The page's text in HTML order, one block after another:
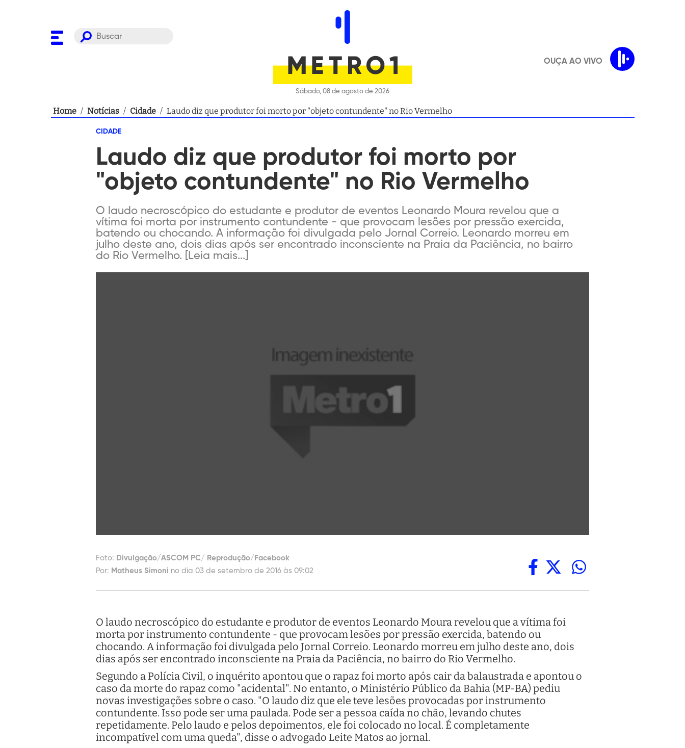
Sábado, 08 de agosto de 2026
OUÇA AO VIVO
Home / Notícias / Cidade / Laudo diz que produtor foi morto por "objeto contundente" no Rio Vermelho
CIDADE
Laudo diz que produtor foi morto por
"objeto contundente" no Rio Vermelho
O laudo necroscópico do estudante e produtor de eventos Leonardo Moura revelou que a
vítima foi morta por instrumento contundente - que provocam lesões por pressão exercida,
batendo ou chocando. A informação foi divulgada pelo Jornal Correio. Leonardo morreu em
julho deste ano, dois dias após ser encontrado inconsciente na Praia da Paciência, no bairro
do Rio Vermelho. [Leia mais...]
Foto: Divulgação/ASCOM PC/ Reprodução/Facebook
Por: Matheus Simoni no dia 03 de setembro de 2016 às 09:02
O laudo necroscópico do estudante e produtor de eventos Leonardo Moura revelou que a vítima foi
morta por instrumento contundente - que provocam lesões por pressão exercida, batendo ou
chocando. A informação foi divulgada pelo Jornal Correio. Leonardo morreu em julho deste ano, dois
dias após ser encontrado inconsciente na Praia da Paciência, no bairro do Rio Vermelho.
Segundo a Polícia Civil, o inquérito apontou que o rapaz foi morto após cair da balaustrada e apontou o
caso da morte do rapaz como "acidental". No entanto, o Ministério Público da Bahia (MP-BA) pediu
novas investigações sobre o caso. "O laudo diz que ele teve lesões provocadas por instrumento
contundente. Isso pode ser uma paulada. Pode ser a pessoa caída no chão, levando chutes
repetidamente. Pelo laudo e pelos depoimentos, ele foi colocado no local. É completamente
incompatível com uma queda", disse o advogado Leite Matos ao jornal.